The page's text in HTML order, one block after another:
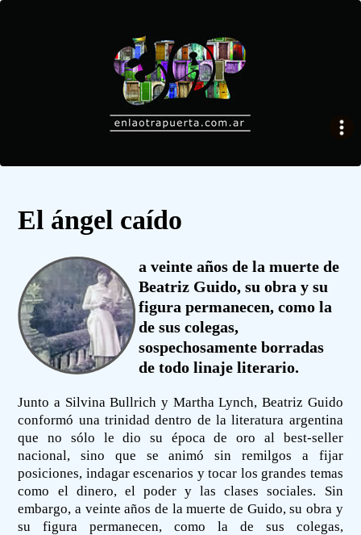
El ángel caído
a veinte años de la muerte de
Beatriz Guido, su obra y su
figura permanecen, como la
de sus colegas,
sospechosamente borradas
de todo linaje literario.
Junto a Silvina Bullrich y Martha Lynch, Beatriz Guido
conformó una trinidad dentro de la literatura argentina
que no sólo le dio su época de oro al best-seller
nacional, sino que se animó sin remilgos a fijar
posiciones, indagar escenarios y tocar los grandes temas
como el dinero, el poder y las clases sociales. Sin
embargo, a veinte años de la muerte de Guido, su obra y
su figura permanecen, como la de sus colegas,